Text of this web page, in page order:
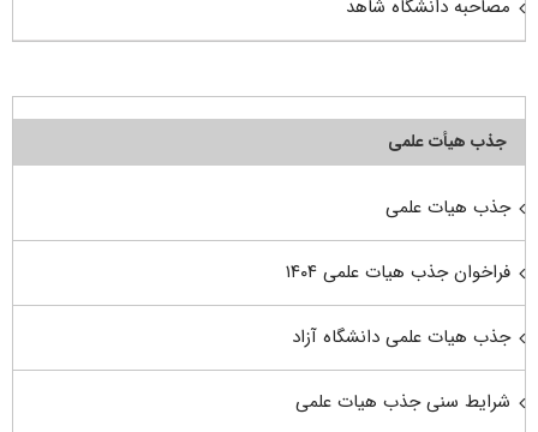
مصاحبه دانشگاه شاهد
جذب هیأت علمی
جذب هیات علمی
فراخوان جذب هیات علمی ۱۴۰۴
جذب هیات علمی دانشگاه آزاد
شرایط سنی جذب هیات علمی